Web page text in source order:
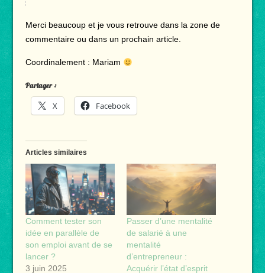
Merci beaucoup et je vous retrouve dans la zone de
commentaire ou dans un prochain article.
Coordinalement : Mariam
Partager :
X Facebook
Articles similaires
Comment tester son
idée en parallèle de
son emploi avant de se
lancer ?
3 juin 2025
Passer d’une mentalité
de salarié à une
mentalité
d’entrepreneur :
Acquérir l’état d’esprit